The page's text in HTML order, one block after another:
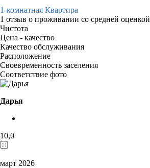
1-комнатная Квартира
1 отзыв о проживании со средней оценкой
Чистота
Цена - качество
Качество обслуживания
Расположение
Своевременность заселения
Соответствие фото
Дарья
10,0
март 2026